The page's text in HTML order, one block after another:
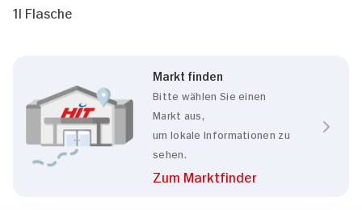
1l Flasche
Markt finden
Bitte wählen Sie einen
Markt aus,
um lokale Informationen zu
sehen.
Zum Marktfinder